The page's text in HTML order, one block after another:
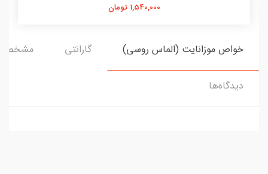
1,540,000 تومان
خواص موزانایت (الماس روسی) گارانتی
دیدگاه‌ها